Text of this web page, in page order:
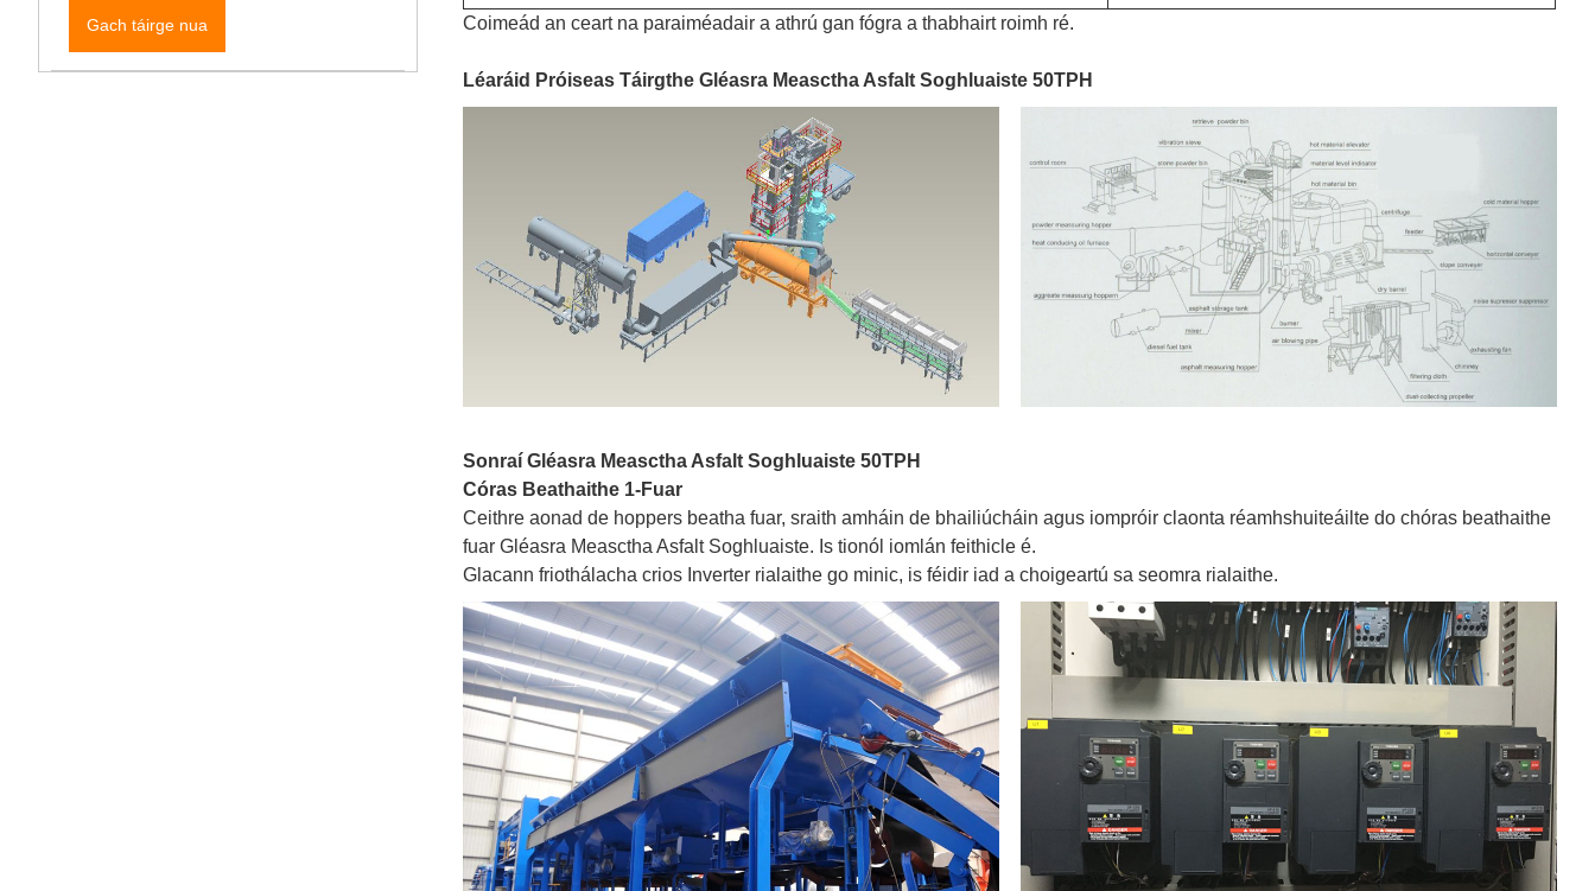
Gach táirge nua
Coimeád an ceart na paraiméadair a athrú gan fógra a thabhairt roimh ré.
Léaráid Próiseas Táirgthe Gléasra Measctha Asfalt Soghluaiste 50TPH
Sonraí Gléasra Measctha Asfalt Soghluaiste 50TPH
Córas Beathaithe 1-Fuar
Ceithre aonad de hoppers beatha fuar, sraith amháin de bhailiúcháin agus iompróir claonta réamhshuiteáilte do chóras beathaithe
fuar Gléasra Measctha Asfalt Soghluaiste. Is tionól iomlán feithicle é.
Glacann friothálacha crios Inverter rialaithe go minic, is féidir iad a choigeartú sa seomra rialaithe.